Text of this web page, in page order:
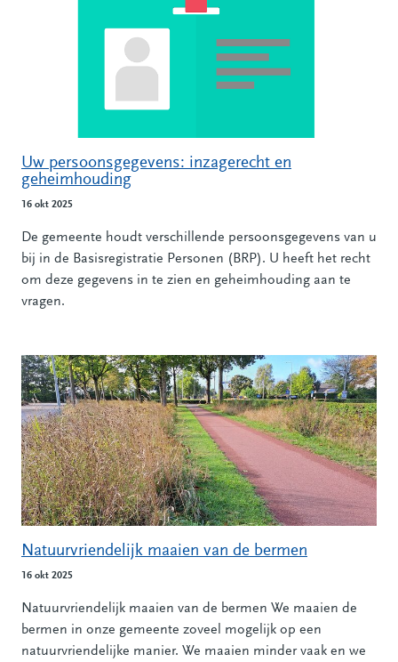
Uw persoonsgegevens: inzagerecht en
geheimhouding
16 okt 2025
De gemeente houdt verschillende persoonsgegevens van u
bij in de Basisregistratie Personen (BRP). U heeft het recht
om deze gegevens in te zien en geheimhouding aan te
vragen.
Natuurvriendelijk maaien van de bermen
16 okt 2025
Natuurvriendelijk maaien van de bermen We maaien de
bermen in onze gemeente zoveel mogelijk op een
natuurvriendelijke manier. We maaien minder vaak en we